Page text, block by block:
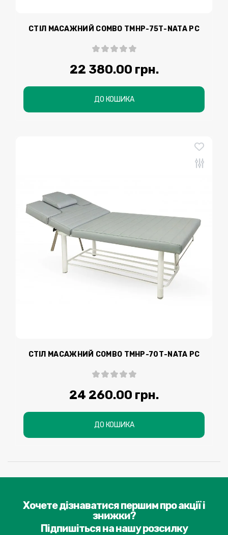
СТІЛ МАСАЖНИЙ COMBO TMHP-75Т-NATA PC
22 380.00 грн.
ДО КОШИКА
СТІЛ МАСАЖНИЙ COMBO TMHP-70Т-NATA PC
24 260.00 грн.
ДО КОШИКА
Хочете дізнаватися першим про акції і
знижки?
Підпишіться на нашу розсилку